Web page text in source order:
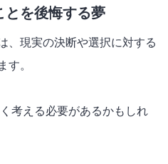
とを後悔する夢
、現実の決断や選択に対する
す。
考える必要があるかもしれ